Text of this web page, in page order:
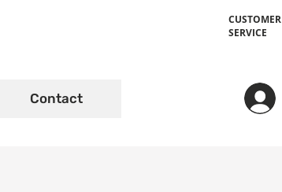
CUSTOMER
SERVICE
Contact